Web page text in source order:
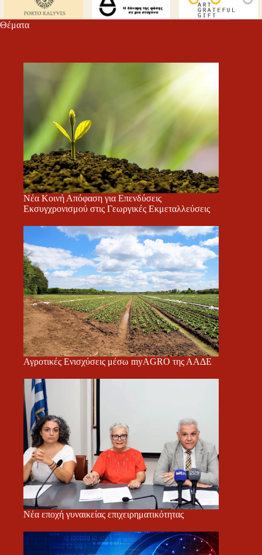
τε
Θέματα
Νέα Κοινή Απόφαση για Επενδύσεις
Εκσυγχρονισμού στις Γεωργικές Εκμεταλλεύσεις
Αγροτικές Ενισχύσεις μέσω myAGRO της ΑΑΔΕ
Νέα εποχή γυναικείας επιχειρηματικότητας